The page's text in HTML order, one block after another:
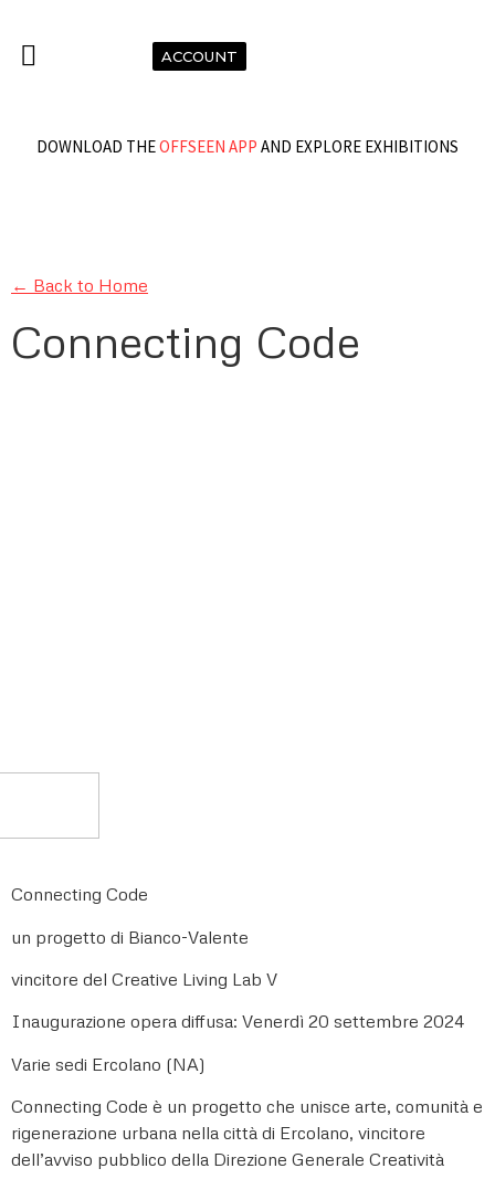
ACCOUNT
DOWNLOAD THEOFFSEEN APP AND EXPLORE EXHIBITIONS
← Back to Home
Connecting Code
Connecting Code
un progetto di Bianco-Valente
vincitore del Creative Living Lab V
Inaugurazione opera diffusa: Venerdì 20 settembre 2024
Varie sedi Ercolano (NA)
Connecting Code è un progetto che unisce arte, comunità e
rigenerazione urbana nella città di Ercolano, vincitore
dell’avviso pubblico della Direzione Generale Creatività